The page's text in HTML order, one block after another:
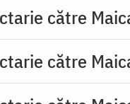
către
către